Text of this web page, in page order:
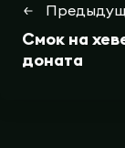
Смок на
доната